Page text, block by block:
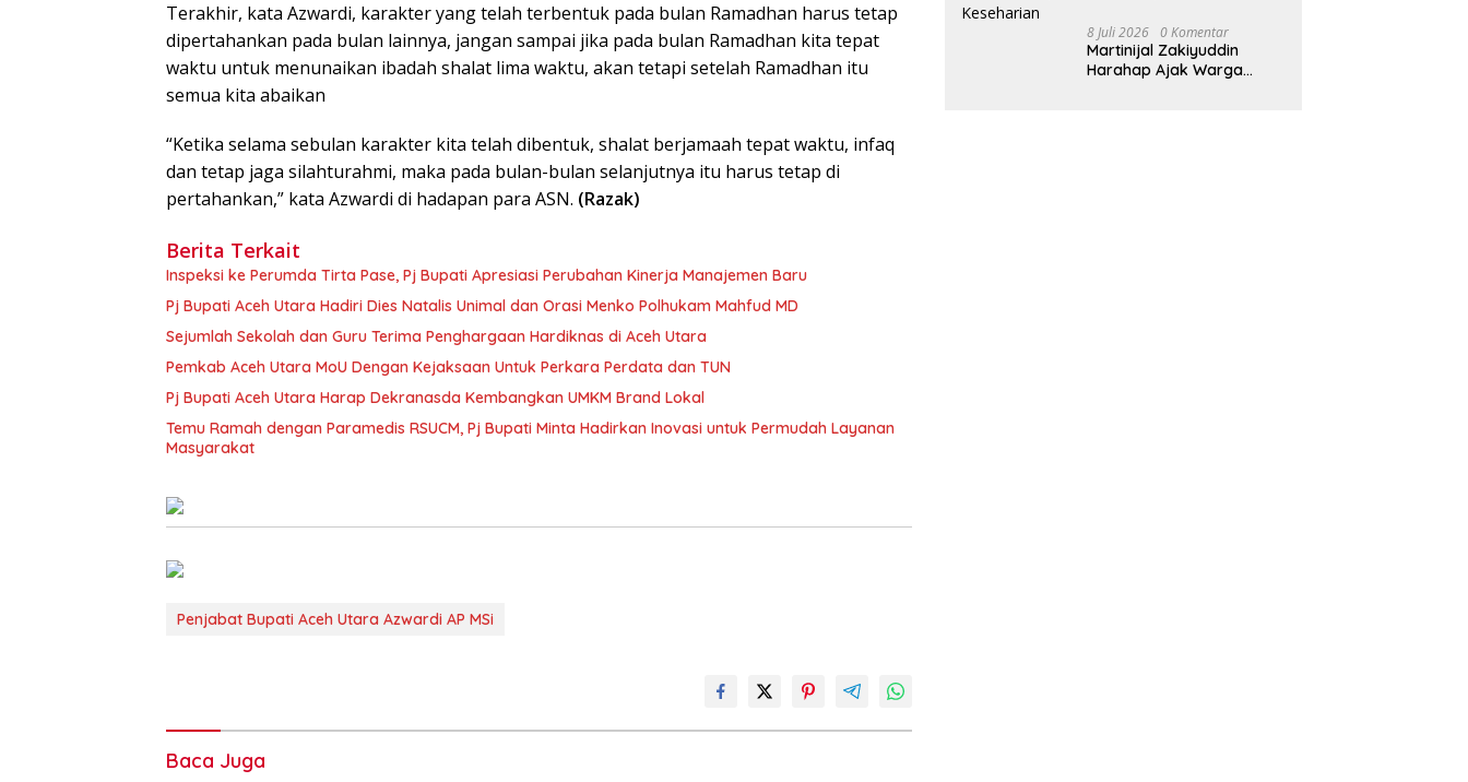
Terakhir, kata Azwardi, karakter yang telah terbentuk pada bulan Ramadhan harus tetap
dipertahankan pada bulan lainnya, jangan sampai jika pada bulan Ramadhan kita tepat
waktu untuk menunaikan ibadah shalat lima waktu, akan tetapi setelah Ramadhan itu
semua kita abaikan
“Ketika selama sebulan karakter kita telah dibentuk, shalat berjamaah tepat waktu, infaq
dan tetap jaga silahturahmi, maka pada bulan-bulan selanjutnya itu harus tetap di
pertahankan,” kata Azwardi di hadapan para ASN. (Razak)
Berita Terkait
Inspeksi ke Perumda Tirta Pase, Pj Bupati Apresiasi Perubahan Kinerja Manajemen Baru
Pj Bupati Aceh Utara Hadiri Dies Natalis Unimal dan Orasi Menko Polhukam Mahfud MD
Sejumlah Sekolah dan Guru Terima Penghargaan Hardiknas di Aceh Utara
Pemkab Aceh Utara MoU Dengan Kejaksaan Untuk Perkara Perdata dan TUN
Pj Bupati Aceh Utara Harap Dekranasda Kembangkan UMKM Brand Lokal
Temu Ramah dengan Paramedis RSUCM, Pj Bupati Minta Hadirkan Inovasi untuk Permudah Layanan
Masyarakat
Penjabat Bupati Aceh Utara Azwardi AP MSi
Baca Juga
8 Juli 2026 0 Komentar
Martinijal Zakiyuddin
Harahap Ajak Warga